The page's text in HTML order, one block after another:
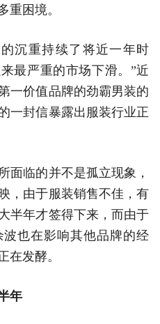
重困境。
沉重持续了将近一年时
最严重的市场下滑。”近
一价值品牌的劲霸男装的
一封信暴露出服装行业正
面临的并不是孤立现象，
，由于服装销售不佳，有
半年才签得下来，而由于
也在影响其他品牌的经
在发酵。
年